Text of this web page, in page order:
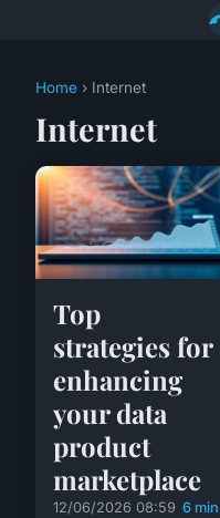
Home › Internet
Internet
Top
strategies for
enhancing
your data
product
marketplace
12/06/2026 08:59 6 min